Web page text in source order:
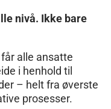
nivå. Ikke bare
alle ansatte
i henhold til
– helt fra øverste
prosesser.